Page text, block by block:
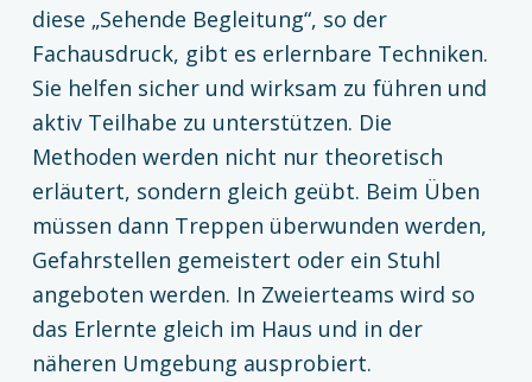
diese „Sehende Begleitung“, so der
Fachausdruck, gibt es erlernbare Techniken.
Sie helfen sicher und wirksam zu führen und
aktiv Teilhabe zu unterstützen. Die
Methoden werden nicht nur theoretisch
erläutert, sondern gleich geübt. Beim Üben
müssen dann Treppen überwunden werden,
Gefahrstellen gemeistert oder ein Stuhl
angeboten werden. In Zweierteams wird so
das Erlernte gleich im Haus und in der
näheren Umgebung ausprobiert.